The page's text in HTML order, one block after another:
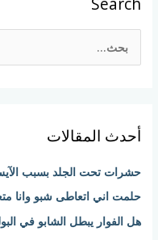
Search
ث
ن
:
أحدث المقالات
حشرات تحت الجلد بسبب
حلمت اني اتعاطى شبو وانا
هل الفوار يبطل الشابو في